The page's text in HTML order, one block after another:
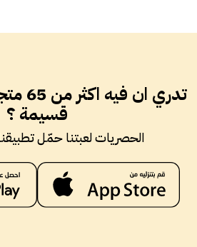
تدري
قسيمة ؟
الحصريات لعبتنا حمّل